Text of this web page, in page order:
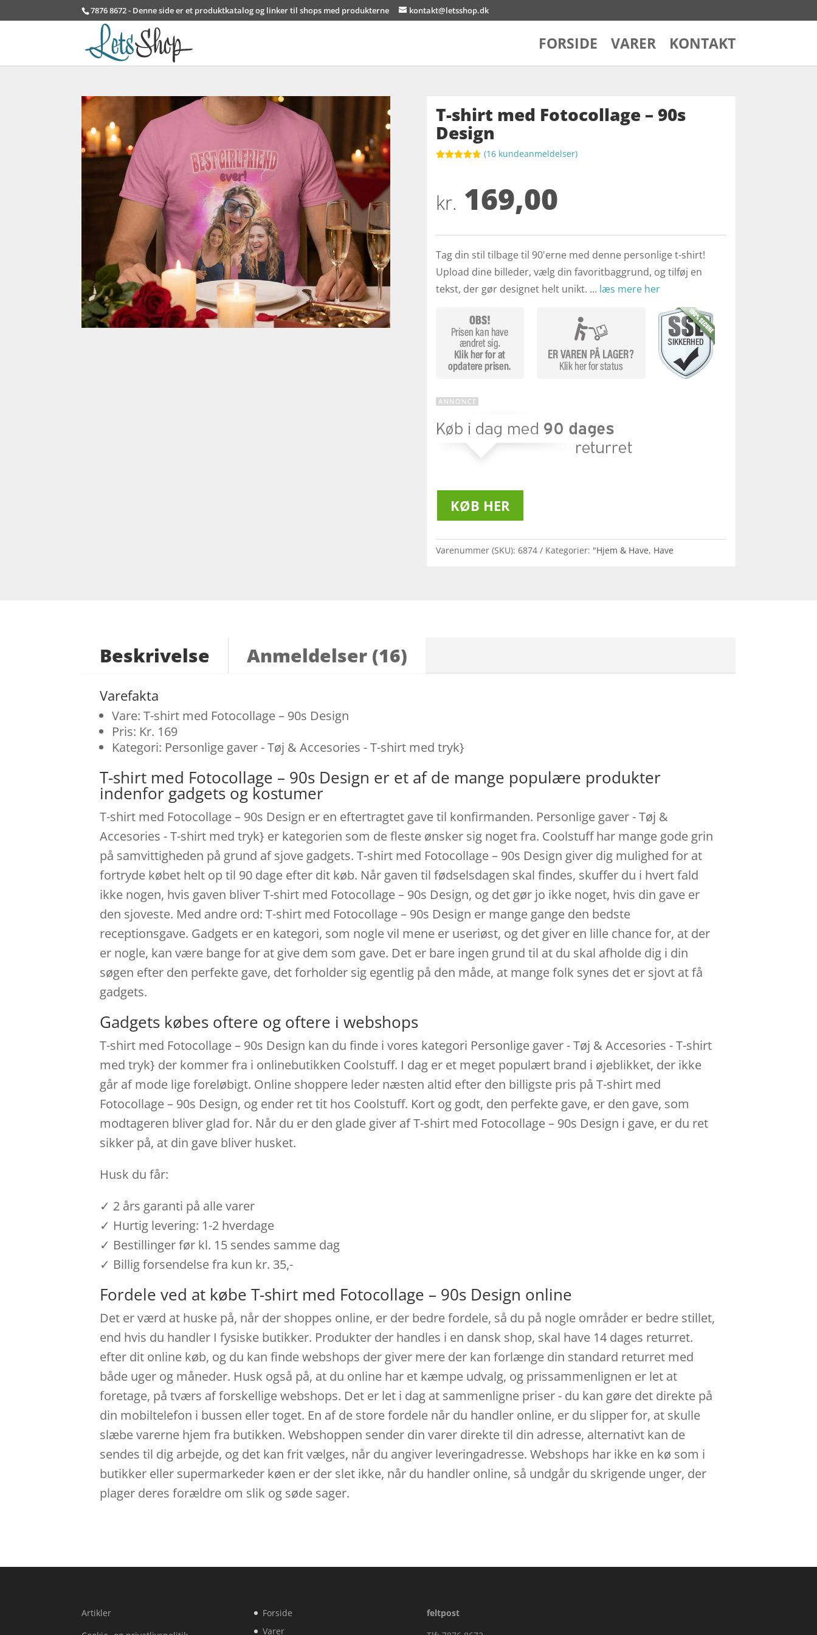
7876 8672 - Denne side er et produktkatalog og linker til shops med produkterne kontakt@letsshop.dk
FORSIDE VARER KONTAKT
T-shirt med Fotocollage – 90s
Design
baseret på
kundebedø
mmelser
(16 kundeanmeldelser)
kr. 169,00
Tag din stil tilbage til 90'erne med denne personlige t-shirt!
Upload dine billeder, vælg din favoritbaggrund, og tilføj en
tekst, der gør designet helt unikt. … læs mere her
KØB HER
Varenummer (SKU): 6874 Kategorier: "Hjem & Have, Have
Beskrivelse Anmeldelser (16)
Varefakta
Vare: T-shirt med Fotocollage – 90s Design
Pris: Kr. 169
Kategori: Personlige gaver - Tøj & Accesories - T-shirt med tryk}
T-shirt med Fotocollage – 90s Design er et af de mange populære produkter
indenfor gadgets og kostumer
T-shirt med Fotocollage – 90s Design er en eftertragtet gave til konfirmanden. Personlige gaver - Tøj &
Accesories - T-shirt med tryk} er kategorien som de fleste ønsker sig noget fra. Coolstuff har mange gode grin
på samvittigheden på grund af sjove gadgets. T-shirt med Fotocollage – 90s Design giver dig mulighed for at
fortryde købet helt op til 90 dage efter dit køb. Når gaven til fødselsdagen skal findes, skuffer du i hvert fald
ikke nogen, hvis gaven bliver T-shirt med Fotocollage – 90s Design, og det gør jo ikke noget, hvis din gave er
den sjoveste. Med andre ord: T-shirt med Fotocollage – 90s Design er mange gange den bedste
receptionsgave. Gadgets er en kategori, som nogle vil mene er useriøst, og det giver en lille chance for, at der
er nogle, kan være bange for at give dem som gave. Det er bare ingen grund til at du skal afholde dig i din
søgen efter den perfekte gave, det forholder sig egentlig på den måde, at mange folk synes det er sjovt at få
gadgets.
Gadgets købes oftere og oftere i webshops
T-shirt med Fotocollage – 90s Design kan du finde i vores kategori Personlige gaver - Tøj & Accesories - T-shirt
med tryk} der kommer fra i onlinebutikken Coolstuff. I dag er et meget populært brand i øjeblikket, der ikke
går af mode lige foreløbigt. Online shoppere leder næsten altid efter den billigste pris på T-shirt med
Fotocollage – 90s Design, og ender ret tit hos Coolstuff. Kort og godt, den perfekte gave, er den gave, som
modtageren bliver glad for. Når du er den glade giver af T-shirt med Fotocollage – 90s Design i gave, er du ret
sikker på, at din gave bliver husket.
Husk du får:
✓ 2 års garanti på alle varer
✓ Hurtig levering: 1-2 hverdage
✓ Bestillinger før kl. 15 sendes samme dag
✓ Billig forsendelse fra kun kr. 35,-
Fordele ved at købe T-shirt med Fotocollage – 90s Design online
Det er værd at huske på, når der shoppes online, er der bedre fordele, så du på nogle områder er bedre stillet,
end hvis du handler I fysiske butikker. Produkter der handles i en dansk shop, skal have 14 dages returret.
efter dit online køb, og du kan finde webshops der giver mere der kan forlænge din standard returret med
både uger og måneder. Husk også på, at du online har et kæmpe udvalg, og prissammenlignen er let at
foretage, på tværs af forskellige webshops. Det er let i dag at sammenligne priser - du kan gøre det direkte på
din mobiltelefon i bussen eller toget. En af de store fordele når du handler online, er du slipper for, at skulle
slæbe varerne hjem fra butikken. Webshoppen sender din varer direkte til din adresse, alternativt kan de
sendes til dig arbejde, og det kan frit vælges, når du angiver leveringadresse. Webshops har ikke en kø som i
butikker eller supermarkeder køen er der slet ikke, når du handler online, så undgår du skrigende unger, der
plager deres forældre om slik og søde sager.
Artikler
Forside
Varer
feltpost